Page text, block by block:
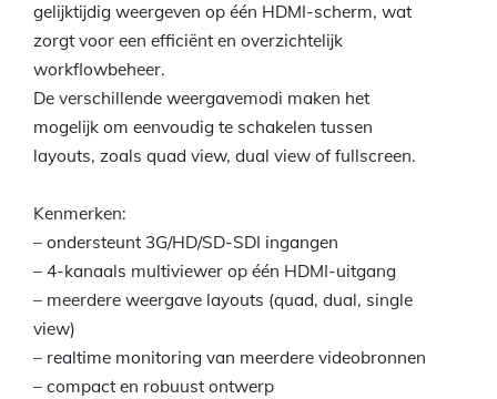
gelijktijdig weergeven op één HDMI-scherm, wat
zorgt voor een efficiënt en overzichtelijk
workflowbeheer.
De verschillende weergavemodi maken het
mogelijk om eenvoudig te schakelen tussen
layouts, zoals quad view, dual view of fullscreen.
Kenmerken:
– ondersteunt 3G/HD/SD-SDI ingangen
– 4-kanaals multiviewer op één HDMI-uitgang
– meerdere weergave layouts (quad, dual, single
view)
– realtime monitoring van meerdere videobronnen
– compact en robuust ontwerp